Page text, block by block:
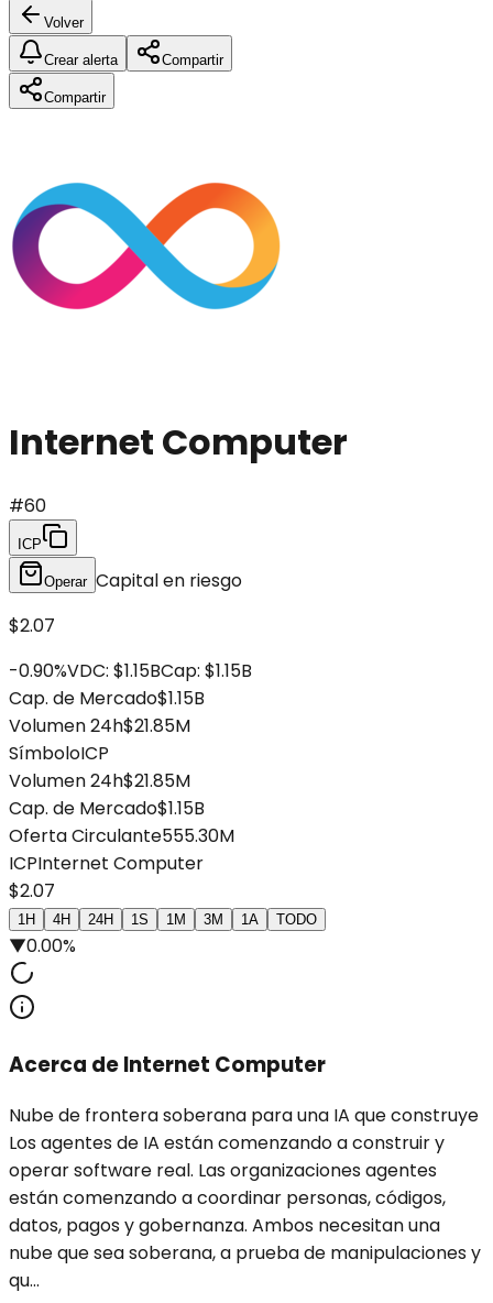
Volver
Crear alerta Compartir
Compartir
Internet Computer
#60
ICP
Operar Capital en riesgo
$2.07
-0.90%VDC: $1.15BCap: $1.15B
Cap. de Mercado$1.15B
Volumen 24h$21.85M
SímboloICP
Volumen 24h$21.85M
Cap. de Mercado$1.15B
Oferta Circulante555.30M
ICPInternet Computer
$2.07
1H 4H 24H 1S 1M 3M 1A TODO
▼0.00%
Acerca de Internet Computer
Nube de frontera soberana para una IA que construye
Los agentes de IA están comenzando a construir y
operar software real. Las organizaciones agentes
están comenzando a coordinar personas, códigos,
datos, pagos y gobernanza. Ambos necesitan una
nube que sea soberana, a prueba de manipulaciones y
qu...